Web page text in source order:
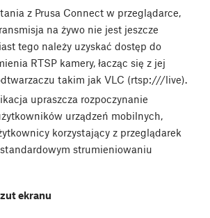
z Prusa Connect w przeglądarce,
na żywo nie jest jeszcze
tego należy uzyskać dostęp do
RTSP kamery, łacząc się z jej
takim jak VLC (rtsp:///live).
upraszcza rozpoczynanie
urządzeń mobilnych,
korzystający z przeglądarek
strumieniowaniu
ekranu